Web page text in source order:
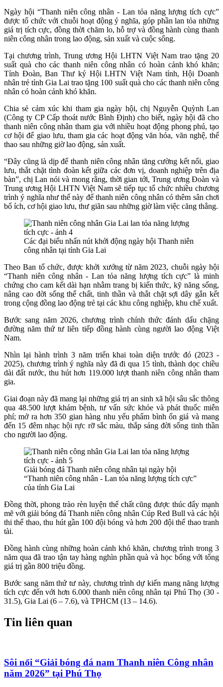
Ngày hội “Thanh niên công nhân - Lan tỏa năng lượng tích cực”
được tổ chức với chuỗi hoạt động ý nghĩa, góp phần lan tỏa những
giá trị tích cực, đồng thời chăm lo, hỗ trợ và đồng hành cùng thanh
niên công nhân trong lao động, sản xuất và cuộc sống.
Tại chương trình, Trung ương Hội LHTN Việt Nam trao tặng 20
suất quà cho các thanh niên công nhân có hoàn cảnh khó khăn;
Tỉnh Đoàn, Ban Thư ký Hội LHTN Việt Nam tỉnh, Hội Doanh
nhân trẻ tỉnh Gia Lai trao tặng 100 suất quà cho các thanh niên công
nhân có hoàn cảnh khó khăn.
Chia sẻ cảm xúc khi tham gia ngày hội, chị Nguyễn Quỳnh Lan
(Công ty CP Cấp thoát nước Bình Định) cho biết, ngày hội đã cho
thanh niên công nhân tham gia với nhiều hoạt động phong phú, tạo
cơ hội để giao lưu, tham gia các hoạt động văn hóa, văn nghệ, thể
thao sau những giờ lao động, sản xuất.
“Đây cũng là dịp để thanh niên công nhân tăng cường kết nối, giao
lưu, thắt chặt tình đoàn kết giữa các đơn vị, doanh nghiệp trên địa
bàn”, chị Lan nói và mong rằng, thời gian tới, Trung ương Đoàn và
Trung ương Hội LHTN Việt Nam sẽ tiếp tục tổ chức nhiều chương
trình ý nghĩa như thế này để thanh niên công nhân có thêm sân chơi
bổ ích, cơ hội giao lưu, thư giãn sau những giờ làm việc căng thẳng.
Các đại biểu nhấn nút khởi động ngày hội Thanh niên
công nhân tại tỉnh Gia Lai
Theo Ban tổ chức, được khởi xướng từ năm 2023, chuỗi ngày hội
“Thanh niên công nhân - Lan tỏa năng lượng tích cực” là minh
chứng cho cam kết dài hạn nhằm trang bị kiến thức, kỹ năng sống,
nâng cao đời sống thể chất, tinh thần và thắt chặt sợi dây gắn kết
trong cộng đồng lao động trẻ tại các khu công nghiệp, khu chế xuất.
Bước sang năm 2026, chương trình chính thức đánh dấu chặng
đường năm thứ tư liên tiếp đồng hành cùng người lao động Việt
Nam.
Nhìn lại hành trình 3 năm triển khai toàn diện trước đó (2023 -
2025), chương trình ý nghĩa này đã đi qua 15 tỉnh, thành dọc chiều
dài đất nước, thu hút hơn 119.000 lượt thanh niên công nhân tham
gia.
Giai đoạn này đã mang lại những giá trị an sinh xã hội sâu sắc thông
qua 48.500 lượt khám bệnh, tư vấn sức khỏe và phát thuốc miễn
phí; mở ra hơn 350 gian hàng nhu yếu phẩm bình ổn giá và mang
đến 15 đêm nhạc hội rực rỡ sắc màu, thắp sáng đời sống tinh thần
cho người lao động.
Giải bóng đá Thanh niên công nhân tại ngày hội
“Thanh niên công nhân - Lan tỏa năng lượng tích cực”
của tỉnh Gia Lai
Đồng thời, phong trào rèn luyện thể chất cũng được thúc đẩy mạnh
mẽ với giải bóng đá Thanh niên công nhân Cúp Red Bull và các hội
thi thể thao, thu hút gần 100 đội bóng và hơn 200 đội thể thao tranh
tài.
Đồng hành cùng những hoàn cảnh khó khăn, chương trình trong 3
năm qua đã trao tận tay hàng nghìn phần quà và học bổng với tổng
giá trị gần 800 triệu đồng.
Bước sang năm thứ tư này, chương trình dự kiến mang năng lượng
tích cực đến với hơn 6.000 thanh niên công nhân tại Phú Thọ (30 -
31.5), Gia Lai (6 – 7.6), và TPHCM (13 – 14.6).
Tin liên quan
Sôi nổi “Giải bóng đá nam Thanh niên Công nhân
năm 2026” tại Phú Thọ